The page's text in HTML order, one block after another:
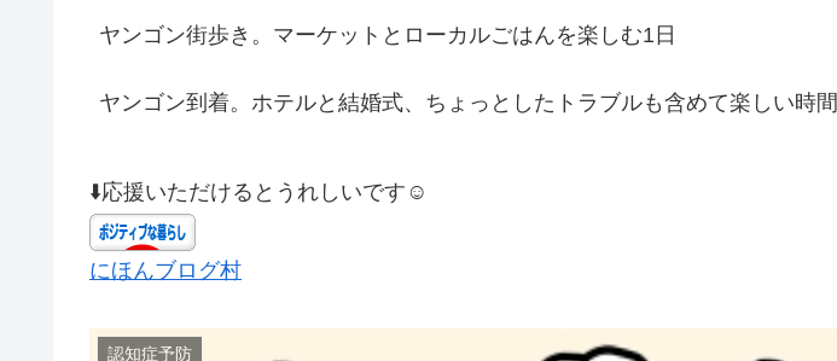
ヤンゴン街歩き。マーケットとローカルごはんを楽しむ1日
ヤンゴン到着。ホテルと結婚式、ちょっとしたトラブルも含めて楽しい時間
⬇️応援いただけるとうれしいです☺️
にほんブログ村
認知症予防